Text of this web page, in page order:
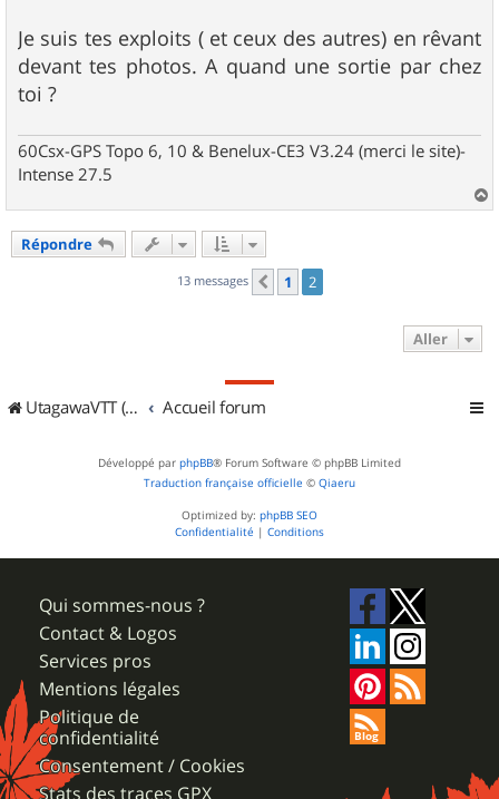
Je suis tes exploits ( et ceux des autres) en rêvant
devant tes photos. A quand une sortie par chez
toi ?
60Csx-GPS Topo 6, 10 & Benelux-CE3 V3.24 (merci le site)-
Intense 27.5
a
Répondre
13 messages Précédent
1 2
Aller
UtagawaVTT (Randos VTT et VTTAE avec traces GPS) Accueil forum
Développé par phpBB® Forum Software © phpBB Limited
Traduction française officielle © Qiaeru
Optimized by: phpBB SEO
Confidentialité | Conditions
Qui sommes-nous ?
Contact & Logos
Services pros
Mentions légales
Politique de
confidentialité
Consentement / Cookies
Stats des traces GPX